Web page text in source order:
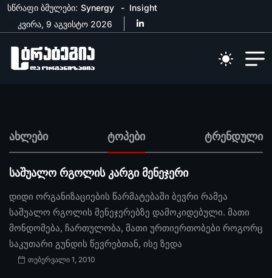
სწრაფი ბმულები: Synergy
Insight
კვირა, 9 აგვისტო 2026
ახლები ტოპები ტრენდული
საშუალო რგოლის კარგი მენეჯერი
დიდი ორგანიზაციების წარმატებაში ბევრი რამეა
საშუალო რგოლის მენეჯერებზე დამოკიდებული. მათი
მონდომება, ჩართულობა, მათი ურთიერთობები როგორც
საკუთარი გუნდის წევრებთან, ისე ზედა
თებერვალი 1, 2010